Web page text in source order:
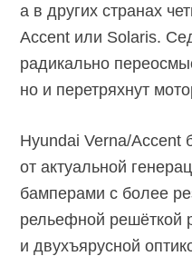
а в других странах
Accent или Solaris.
радикально
но и перетряхнут
Hyundai Verna/Accent
от актуальной
бамперами с более
рельефной решёткой
и двухъярусной